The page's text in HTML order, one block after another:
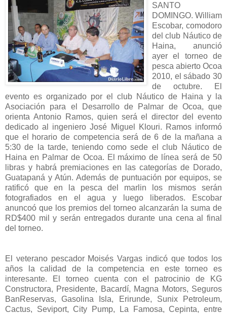
SANTO
DOMINGO. William
Escobar, comodoro
del club Náutico de
Haina, anunció
ayer el torneo de
pesca abierto Ocoa
2010, el sábado 30
de octubre. El
evento es organizado por el club Náutico de Haina y la
Asociación para el Desarrollo de Palmar de Ocoa, que
orienta Antonio Ramos, quien será el director del evento
dedicado al ingeniero José Miguel Klouri. Ramos informó
que el horario de competencia será de 6 de la mañana a
5:30 de la tarde, teniendo como sede el club Náutico de
Haina en Palmar de Ocoa. El máximo de línea será de 50
libras y habrá premiaciones en las categorías de Dorado,
Guatapaná y Atún. Además de puntuación por equipos, se
ratificó que en la pesca del marlin los mismos serán
fotografiados en el agua y luego liberados. Escobar
anuncoó que los premios del torneo alcanzarán la suma de
RD$400 mil y serán entregados durante una cena al final
del torneo.
El veterano pescador Moisés Vargas indicó que todos los
años la calidad de la competencia en este torneo es
interesante. El torneo cuenta con el patrocinio de KG
Constructora, Presidente, Bacardí, Magna Motors, Seguros
BanReservas, Gasolina Isla, Erirunde, Sunix Petroleum,
Cactus, Seviport, City Pump, La Famosa, Cepinta, entre